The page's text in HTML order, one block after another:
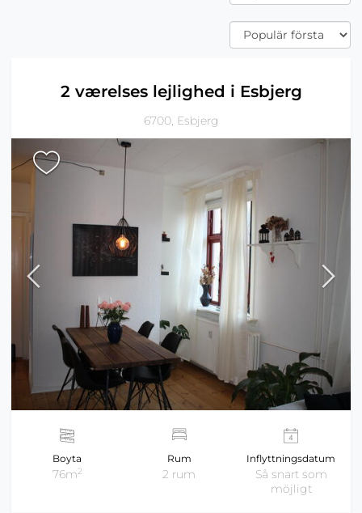
2 værelses lejlighed i Esbjerg
6700, Esbjerg
Boyta
76m2
Rum
2 rum
Inflyttningsdatum
Så snart som
möjligt